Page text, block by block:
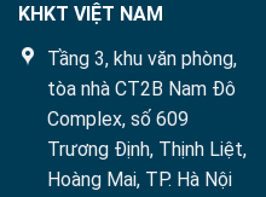
KHKT VIỆT NAM
Tầng 3, khu văn phòng,
tòa nhà CT2B Nam Đô
Complex, số 609
Trương Định, Thịnh Liệt,
Hoàng Mai, TP. Hà Nội